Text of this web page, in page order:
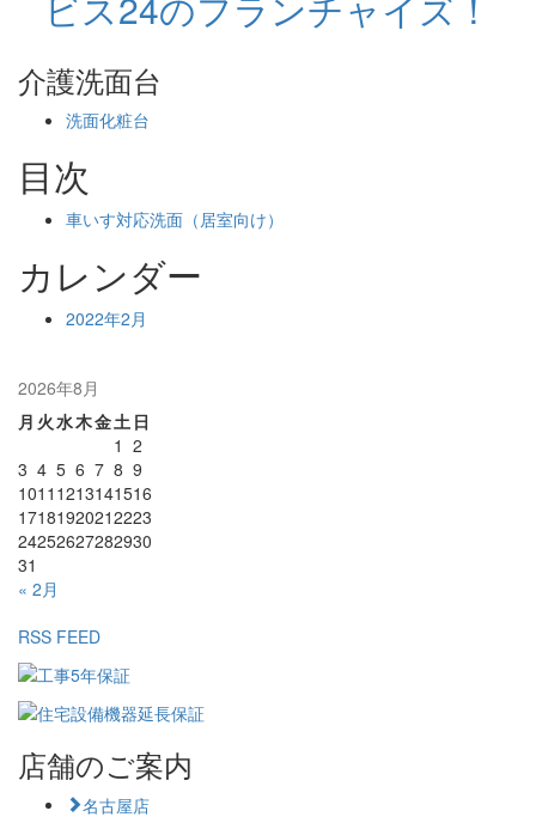
介護洗面台
洗面化粧台
目次
車いす対応洗面（居室向け）
カレンダー
2022年2月
2026年8月
月 火水木金土 日
1 2
3 4 5 6 7 8 9
1011 1213141516
17181920212223
24252627282930
31
« 2月
RSS FEED
店舗のご案内
名古屋店